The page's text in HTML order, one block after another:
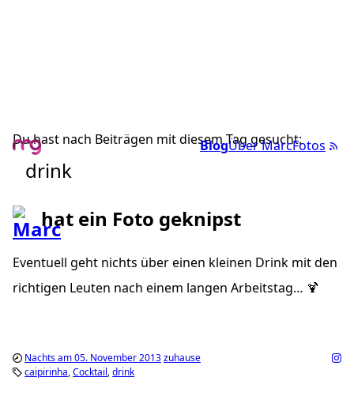
BlogÜber MarcFotos
Du hast nach Beiträgen mit diesem Tag gesucht:
drink
hat ein Foto geknipst
Eventuell geht nichts über einen kleinen Drink mit den
richtigen Leuten nach einem langen Arbeitstag… 🍹
Nachts am 05. November 2013zuhause
caipirinha Cocktail drink